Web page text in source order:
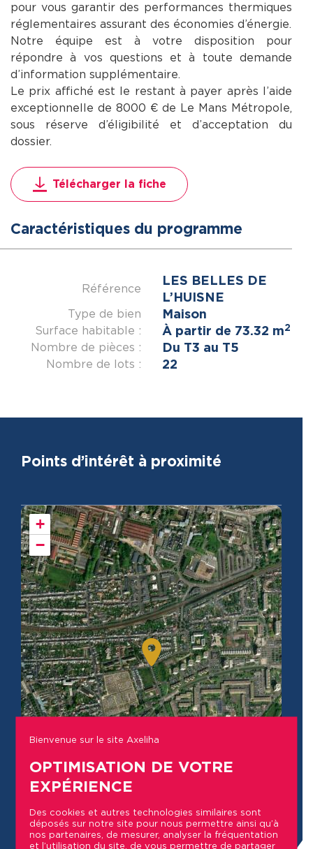
pour vous garantir des performances thermiques
réglementaires assurant des économies d’énergie.
Notre équipe est à votre disposition pour
répondre à vos questions et à toute demande
d’information supplémentaire.
Le prix affiché est le restant à payer après l’aide
exceptionnelle de 8000 € de Le Mans Métropole,
sous réserve d’éligibilité et d’acceptation du
dossier.
Télécharger la fiche
Caractéristiques du programme
Référence
LES BELLES DE
L’HUISNE
Type de bien Maison
Surface habitable : À partir de 73.32 m2
Nombre de pièces : Du T3 au T5
Nombre de lots : 22
Points d’intérêt à proximité
+
−
Leaflet | Map integration © byGenesii
Bienvenue sur le site Axeliha
OPTIMISATION DE VOTRE
EXPÉRIENCE
Des cookies et autres technologies similaires sont
déposés sur notre site pour nous permettre ainsi qu’à
nos partenaires, de mesurer, analyser la fréquentation
et l’utilisation du site, de vous permettre de partager